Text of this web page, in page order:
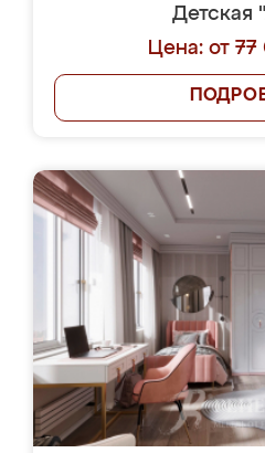
Детская
Цена: от